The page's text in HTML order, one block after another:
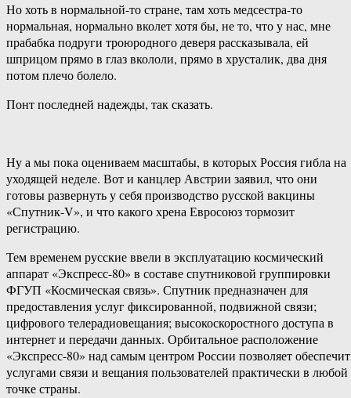
Но хоть в нормальной-то стране, там хоть медсестра-то
нормальная, нормально вколет хотя бы, не то, что у нас, мне
прабабка подруги троюродного деверя рассказывала, ей
шприцом прямо в глаз вкололи, прямо в хрусталик, два дня
потом плечо болело.
Понт последней надежды, так сказать.
Ну а мы пока оцениваем масштабы, в которых Россия гибла на
уходящей неделе. Вот и канцлер Австрии заявил, что они
готовы развернуть у себя производство русской вакцины
«Спутник-V», и что какого хрена Евросоюз тормозит
регистрацию.
Тем временем русские ввели в эксплуатацию космический
аппарат «Экспресс-80» в составе спутниковой группировки
ФГУП «Космическая связь». Спутник предназначен для
предоставления услуг фиксированной, подвижной связи;
цифрового телерадиовещания; высокоскоростного доступа в
интернет и передачи данных. Орбитальное расположение
«Экспресс-80» над самым центром России позволяет
услугами связи и вещания пользователей практически в любой
точке страны.